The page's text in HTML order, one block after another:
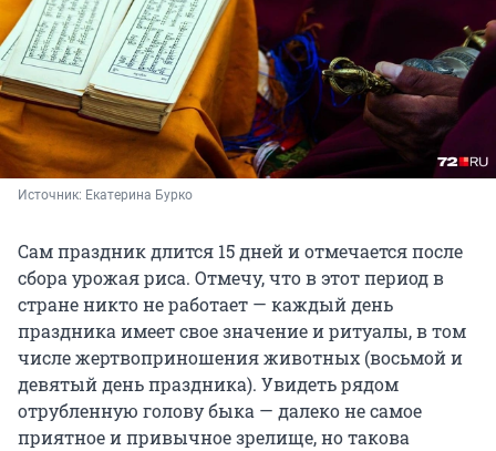
Источник: Екатерина Бурко
Сам праздник длится 15 дней и отмечается после
сбора урожая риса. Отмечу, что в этот период в
стране никто не работает — каждый день
праздника имеет свое значение и ритуалы, в том
числе жертвоприношения животных (восьмой и
девятый день праздника). Увидеть рядом
отрубленную голову быка — далеко не самое
приятное и привычное зрелище, но такова